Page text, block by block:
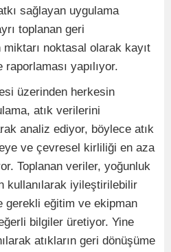
sağlayan uygulama
toplanan geri
miktarı noktasal olarak kayıt
raporlaması yapılıyor.
üzerinden herkesin
atık verilerini
analiz ediyor, böylece atık
ve çevresel kirliliği en aza
Toplanan veriler, yoğunluk
kullanılarak iyileştirilebilir
gerekli eğitim ve ekipman
bilgiler üretiyor. Yine
atıkların geri dönüşüme